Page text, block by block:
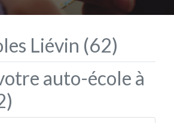
Liévin (62)
auto-école à